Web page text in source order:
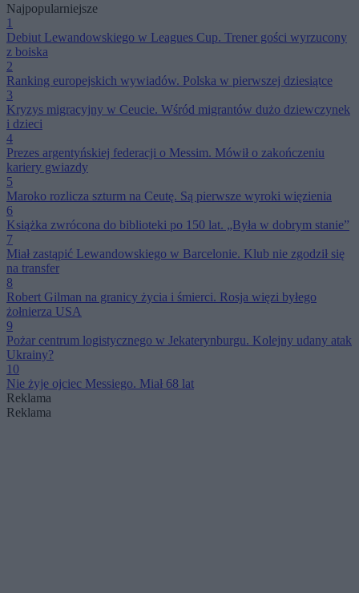
Najpopularniejsze
1
Debiut Lewandowskiego w Leagues Cup. Trener gości wyrzucony
z boiska
2
Ranking europejskich wywiadów. Polska w pierwszej dziesiątce
3
Kryzys migracyjny w Ceucie. Wśród migrantów dużo dziewczynek
i dzieci
4
Prezes argentyńskiej federacji o Messim. Mówił o zakończeniu
kariery gwiazdy
5
Maroko rozlicza szturm na Ceutę. Są pierwsze wyroki więzienia
6
Książka zwrócona do biblioteki po 150 lat. „Była w dobrym stanie”
7
Miał zastąpić Lewandowskiego w Barcelonie. Klub nie zgodził się
na transfer
8
Robert Gilman na granicy życia i śmierci. Rosja więzi byłego
żołnierza USA
9
Pożar centrum logistycznego w Jekaterynburgu. Kolejny udany atak
Ukrainy?
10
Nie żyje ojciec Messiego. Miał 68 lat
Reklama
Reklama